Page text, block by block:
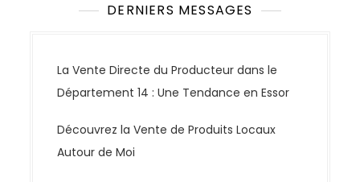
DERNIERS MESSAGES
La Vente Directe du Producteur dans le
Département 14 : Une Tendance en Essor
Découvrez la Vente de Produits Locaux
Autour de Moi